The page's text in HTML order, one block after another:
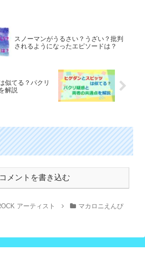
スノーマンがうるさい？うざい？批判
されるようになったエピソードは？
似てる？パクリ
解説
コメントを書き込む
アーティスト
マカロニえんぴ